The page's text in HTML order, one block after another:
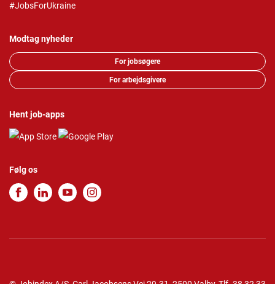
#JobsForUkraine
Modtag nyheder
For jobsøgere
For arbejdsgivere
Hent job-apps
Følg os